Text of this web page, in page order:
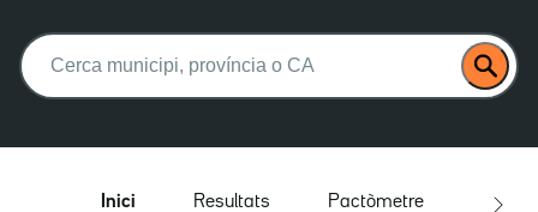
Buscar:
Inici Resultats Pactòmetre